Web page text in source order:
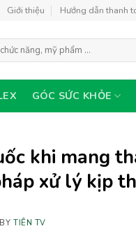
Giới thiệu Hướng dẫn thanh
GÓC SỨC KHỎE
khi mang
xử lý kịp
BY TIÊN TV